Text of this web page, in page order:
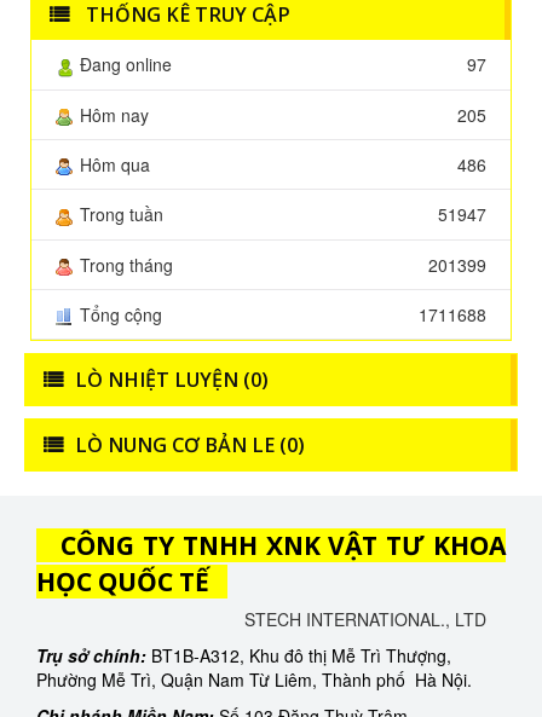
THỐNG KÊ TRUY CẬP
Đang online 97
Hôm nay 205
Hôm qua 486
Trong tuần 51947
Trong tháng 201399
Tổng cộng 1711688
LÒ NHIỆT LUYỆN (0)
LÒ NUNG CƠ BẢN LE (0)
CÔNG TY TNHH XNK VẬT TƯ KHOA
HỌC QUỐC TẾ
STECH INTERNATIONAL., LTD
Trụ sở chính: BT1B-A312, Khu đô thị Mễ Trì Thượng,
Phường Mễ Trì, Quận Nam Từ Liêm, Thành phố Hà Nội.